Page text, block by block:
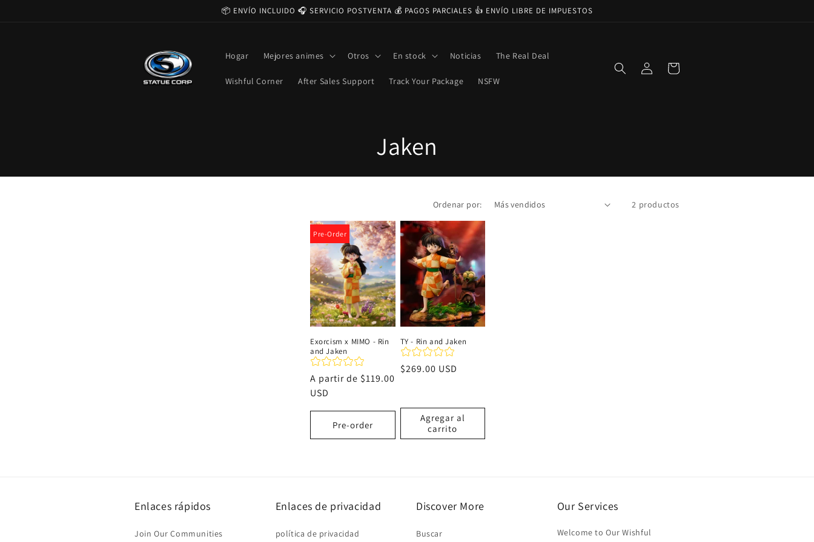
📦 ENVÍO INCLUIDO 🎧 SERVICIO POSTVENTA 💰 PAGOS PARCIALES 👍 ENVÍO LIBRE DE IMPUESTOS
Hogar Mejores animes Otros En stock Noticias The Real Deal
Wishful Corner After Sales Support Track Your Package NSFW
Iniciar
sesión
Carrito
C
o
e
c
c
i
Jaken
Ordenar por: 2 productos
Pre-Order
Exorcism x MIMO - Rin
and Jaken
Precio
habitual
A partir de $119.00
USD
Pre-order
TY - Rin and Jaken
Precio
$269.00 USD
Agregar al
carrito
Enlaces rápidos
Join Our Communities
Enlaces de privacidad
política de privacidad
Discover More
Buscar
Our Services
Welcome to Our Wishful